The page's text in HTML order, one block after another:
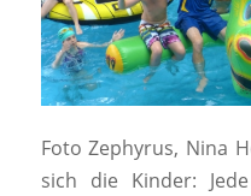
Foto Zephyrus, Nina
sich die Kinder: